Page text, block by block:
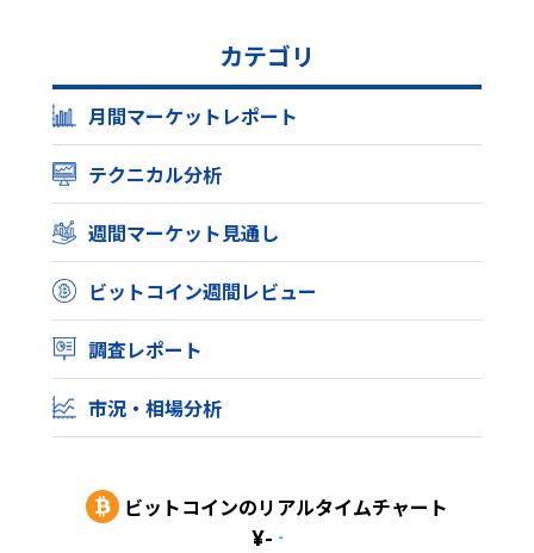
カテゴリ
月間マーケットレポート
テクニカル分析
週間マーケット見通し
ビットコイン週間レビュー
調査レポート
市況・相場分析
ビットコインのリアルタイムチャート
¥- -